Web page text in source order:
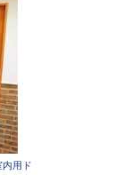
内用ド